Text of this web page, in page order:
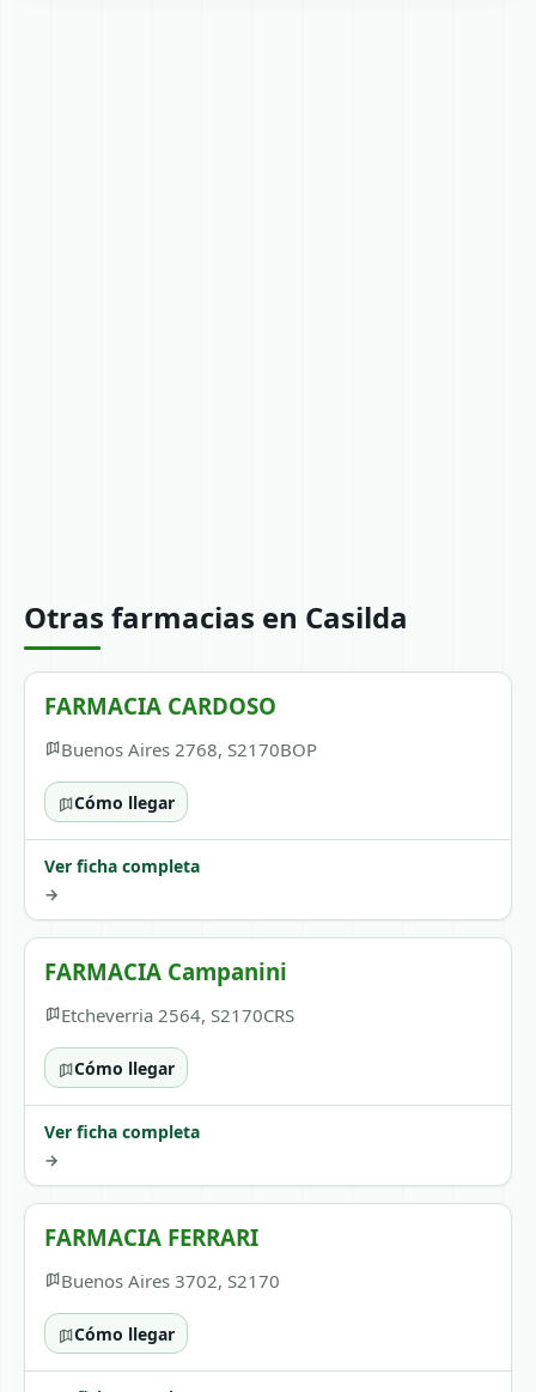
Otras farmacias en Casilda
FARMACIA CARDOSO
Buenos Aires 2768, S2170BOP
Cómo llegar
Ver ficha completa
→
FARMACIA Campanini
Etcheverria 2564, S2170CRS
Cómo llegar
Ver ficha completa
→
FARMACIA FERRARI
Buenos Aires 3702, S2170
Cómo llegar